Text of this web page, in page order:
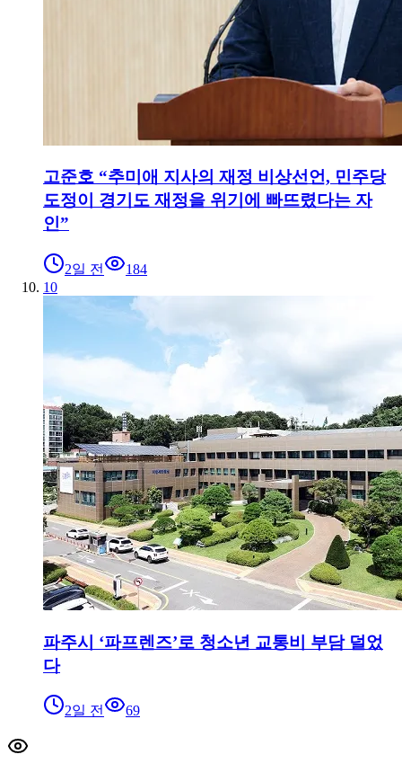
고준호 “추미애 지사의 재정 비상선언, 민주당
도정이 경기도 재정을 위기에 빠뜨렸다는 자
인”
2일 전
184
10
파주시 ‘파프렌즈’로 청소년 교통비 부담 덜었
다
2일 전 69